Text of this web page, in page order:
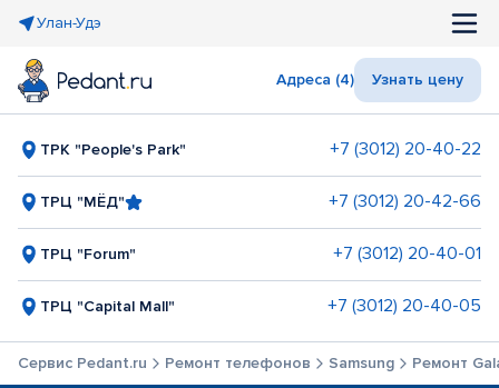
Улан-Удэ
Адреса (4) Узнать цену
ТРК "People's Park" +7 (3012) 20-40-22
ТРЦ "МЁД" +7 (3012) 20-42-66
ТРЦ "Forum" +7 (3012) 20-40-01
ТРЦ "Capital Mall" +7 (3012) 20-40-05
Сервис Pedant.ru Ремонт телефонов Samsung Ремонт